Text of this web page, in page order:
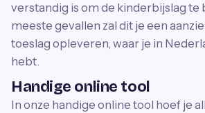
verstandig is om de kinderbijslag te
meeste gevallen zal dit je een
toeslag opleveren, waar je in
hebt.
Handige online tool
In onze handige online tool hoef je